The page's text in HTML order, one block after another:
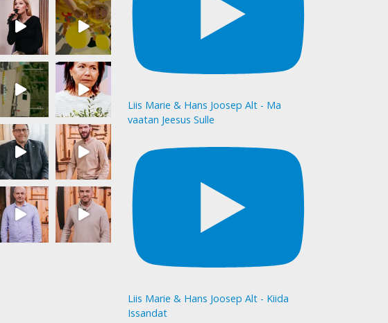
Liis Marie & Hans Joosep Alt - Ma
vaatan Jeesus Sulle
Liis Marie & Hans Joosep Alt - Kiida
Issandat